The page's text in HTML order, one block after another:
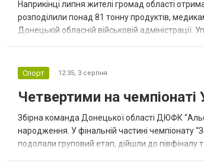
Наприкінці липня жителі громад області
розподілили понад 81 тонну продуктів,
Донецькій обласній військовій
Спорт 12:35, 3 серпня
Четвертими на чемпіонаті
Збірна команда Донецької області ДЮФК
народження. У фінальній частині чемпіонату
подолали груповий етап, дійшли до півфіналу